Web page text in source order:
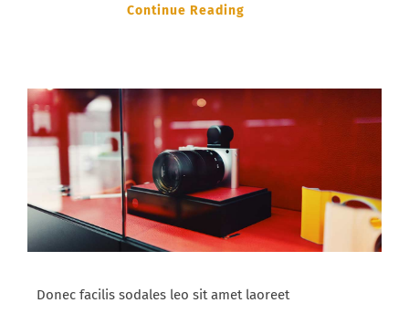
Continue Reading
Donec facilis sodales leo sit amet laoreet